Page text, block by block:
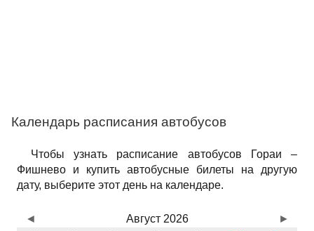
Календарь расписания автобусов
Чтобы узнать расписание автобусов Гораи –
Фишнево и купить автобусные билеты на другую
дату, выберите этот день на календаре.
Август 2026
◄ ►